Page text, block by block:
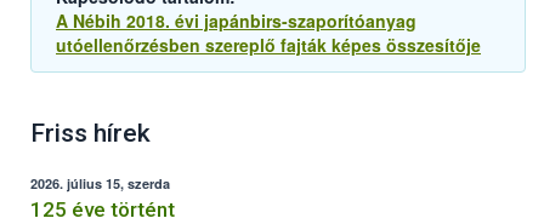
A Nébih 2018. évi japánbirs-szaporítóanyag
utóellenőrzésben szereplő fajták képes összesítője
Friss hírek
2026. július 15, szerda
125 éve történt